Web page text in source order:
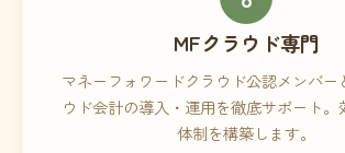
MFクラウド専門
マネーフォワードクラウド公認メンバー
ウド会計の導入・運用を徹底サポート
体制を構築します。